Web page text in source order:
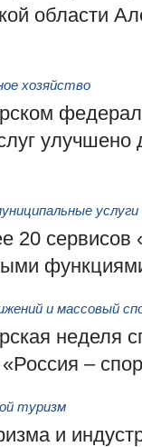
области
хозяйство
услуги
20 сервисов
и массовый
неделя
–
туризм
и